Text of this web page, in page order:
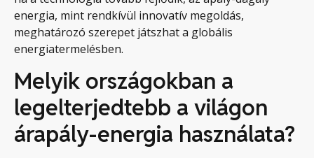
energia, mint rendkívül innovatív megoldás,
meghatározó szerepet játszhat a globális
energiatermelésben.
Melyik országokban a
legelterjedtebb a világon
árapály-energia használata?